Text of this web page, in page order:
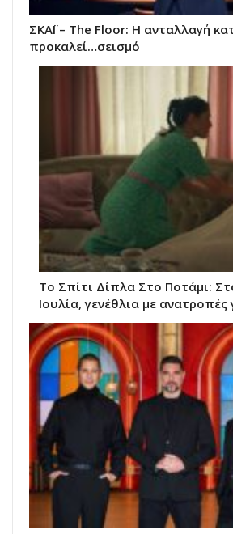
ΣΚΑΪ – The Floor: Η ανταλλαγή
προκαλεί…σεισμό
Το Σπίτι Δίπλα Στο Ποτάμι:
Ιουλία, γενέθλια με ανατροπές